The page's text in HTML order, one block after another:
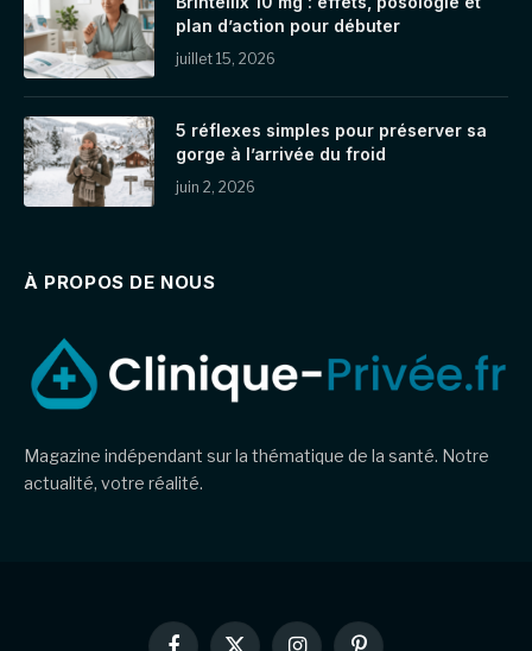
plan d’action pour débuter
juillet 15, 2026
5 réflexes simples pour préserver sa
gorge à l’arrivée du froid
juin 2, 2026
À PROPOS DE NOUS
Magazine indépendant sur la thématique de la santé. Notre
actualité, votre réalité.